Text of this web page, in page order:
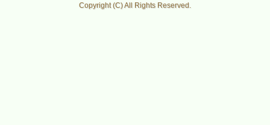
Copyright (C) All Rights Reserved.